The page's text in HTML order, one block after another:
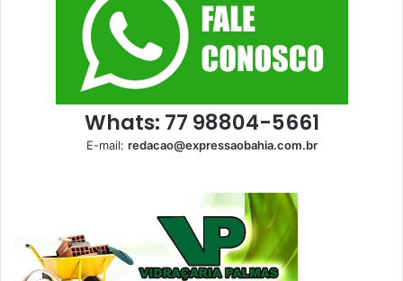
Whats: 77 98804-5661
E-mail: redacao@expressaobahia.com.br